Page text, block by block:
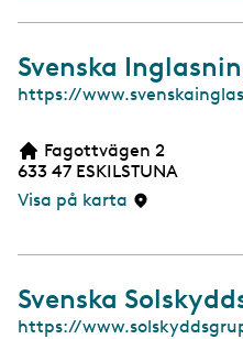
Svenska
W
b
s
i
https://
Fagottvägen 2
633 47 ESKILSTUNA
Visa på karta
Svenska
W
https://